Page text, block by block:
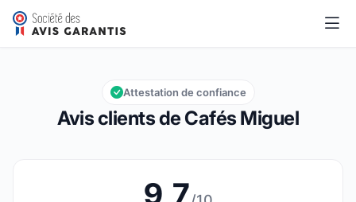
Cafés Miguel
Note globale : 9,7 sur 10
9,7/10
Avis clients de Cafés Miguel
Attestation de confiance
9,7